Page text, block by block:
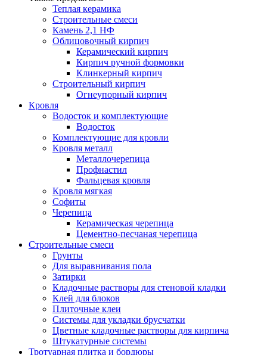
Теплая керамика
Строительные смеси
Камень 2,1 НФ
Облицовочный кирпич
Керамический кирпич
Кирпич ручной формовки
Клинкерный кирпич
Строительный кирпич
Огнеупорный кирпич
Кровля
Водосток и комплектующие
Водосток
Комплектующие для кровли
Кровля металл
Металлочерепица
Профнастил
Фальцевая кровля
Кровля мягкая
Софиты
Черепица
Керамическая черепица
Цементно-песчаная черепица
Строительные смеси
Грунты
Для выравнивания пола
Затирки
Кладочные растворы для стеновой кладки
Клей для блоков
Плиточные клеи
Системы для укладки брусчатки
Цветные кладочные растворы для кирпича
Штукатурные системы
Тротуарная плитка и бордюры